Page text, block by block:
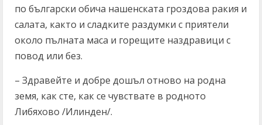
по български обича нашенската гроздова ракия и
салата, както и сладките раздумки с приятели
около пълната маса и горещите наздравици с
повод или без.
– Здравейте и добре дошъл отново на родна
земя, как сте, как се чувствате в родното
Либяхово /Илинден/.